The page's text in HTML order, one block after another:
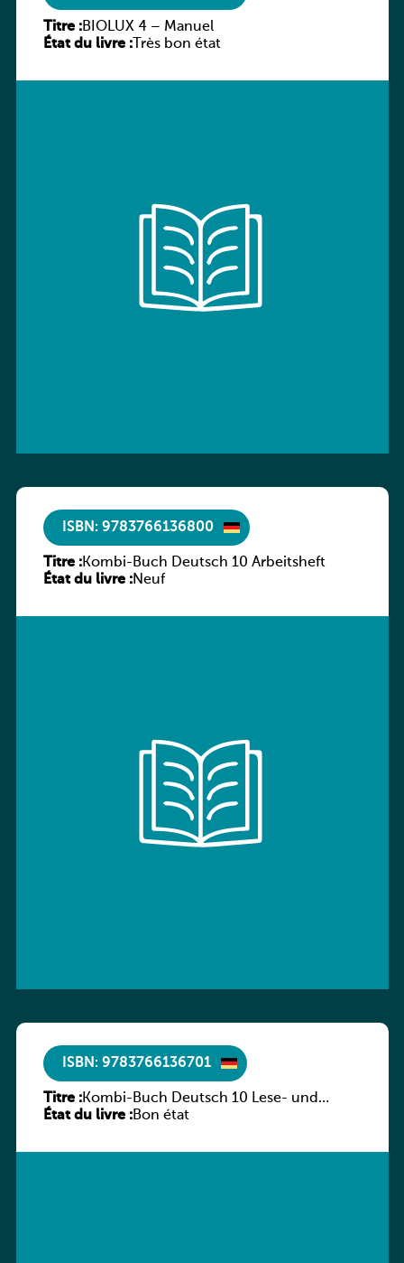
Titre :BIOLUX 4 – Manuel
État du livre :Très bon état
ISBN: 9783766136800
Titre :Kombi-Buch Deutsch 10 Arbeitsheft
État du livre :Neuf
ISBN: 9783766136701
Titre :Kombi-Buch Deutsch 10 Lese- und
Sprachbuch
État du livre :Bon état